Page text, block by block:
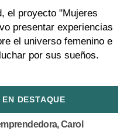
el proyecto "Mujeres
presentar experiencias
el universo femenino e
por sus sueños.
DESTAQUE
Carol